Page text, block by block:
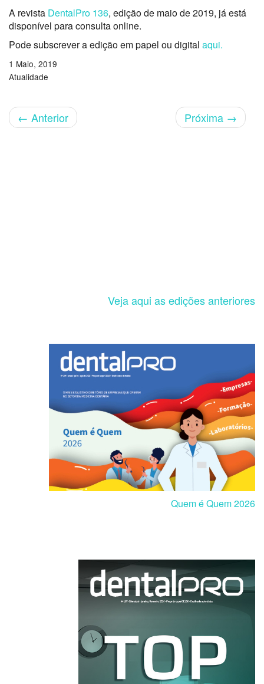
A revista DentalPro 136, edição de maio de 2019, já está
disponível para consulta online.
Pode subscrever a edição em papel ou digital aqui.
1 Maio, 2019
Atualidade
← Anterior Próxima →
Veja aqui as edições anteriores
Quem é Quem 2026